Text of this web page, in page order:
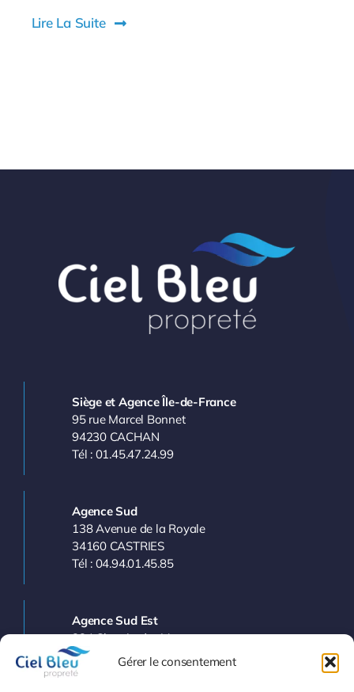
Gérer le consentement
Lire La Suite
Siège et Agence Île-de-France
95 rue Marcel Bonnet
94230 CACHAN
Tél : 01.45.47.24.99
Agence Sud
138 Avenue de la Royale
34160 CASTRIES
Tél : 04.94.01.45.85
Agence Sud Est
224 Chemin des Vergers
83143 LE VAL
Tél : 04.94.77.11.03